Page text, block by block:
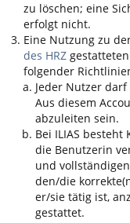
zu löschen; eine
erfolgt nicht.
Eine Nutzung zu
des HRZ
folgender
Jeder Nutzer
Aus diesem
abzuleiten sein.
Bei ILIAS besteht
die Benutzerin
und
den/die
er/sie tätig ist,
gestattet.